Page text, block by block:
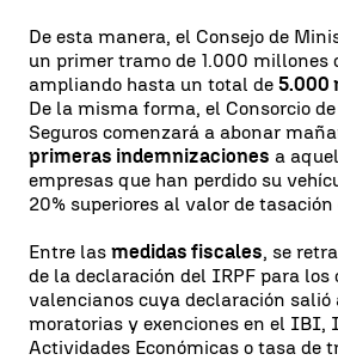
De esta manera, el Consejo de
un primer tramo de 1.000 millones
ampliando hasta un total de 5.000
De la misma forma, el Consorcio
Seguros comenzará a abonar
primeras indemnizaciones a
empresas que han perdido su
20% superiores al valor de tasación
Entre las medidas fiscales, se
de la declaración del IRPF para
valencianos cuya declaración salió
moratorias y exenciones en el IBI,
Actividades Económicas o tasa de